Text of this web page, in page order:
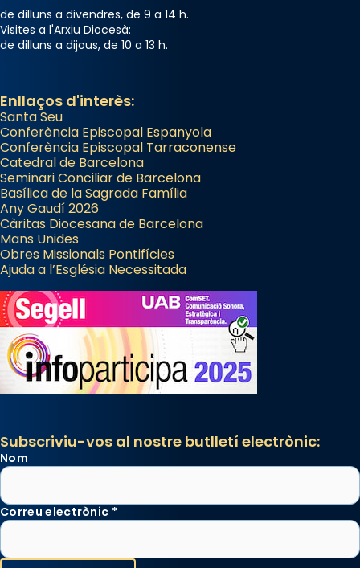
de dilluns a divendres, de 9 a 14 h.
Visites a l'Arxiu Diocesà:
de dilluns a dijous, de 10 a 13 h.
Enllaços d'interès:
Santa Seu
Conferència Episcopal Espanyola
Conferència Episcopal Tarraconense
Catedral de Barcelona
Seminari Conciliar de Barcelona
Basílica de la Sagrada Família
Any Gaudí 2026
Càritas Diocesana de Barcelona
Mans Unides
Obres Missionals Pontifícies
Ajuda a l’Església Necessitada
Subscriviu-vos al nostre butlletí electrònic:
Nom
Correu electrònic *